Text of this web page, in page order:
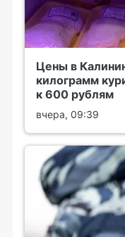
Цены в
килограмм
к 600 рублям
вчера, 09:39